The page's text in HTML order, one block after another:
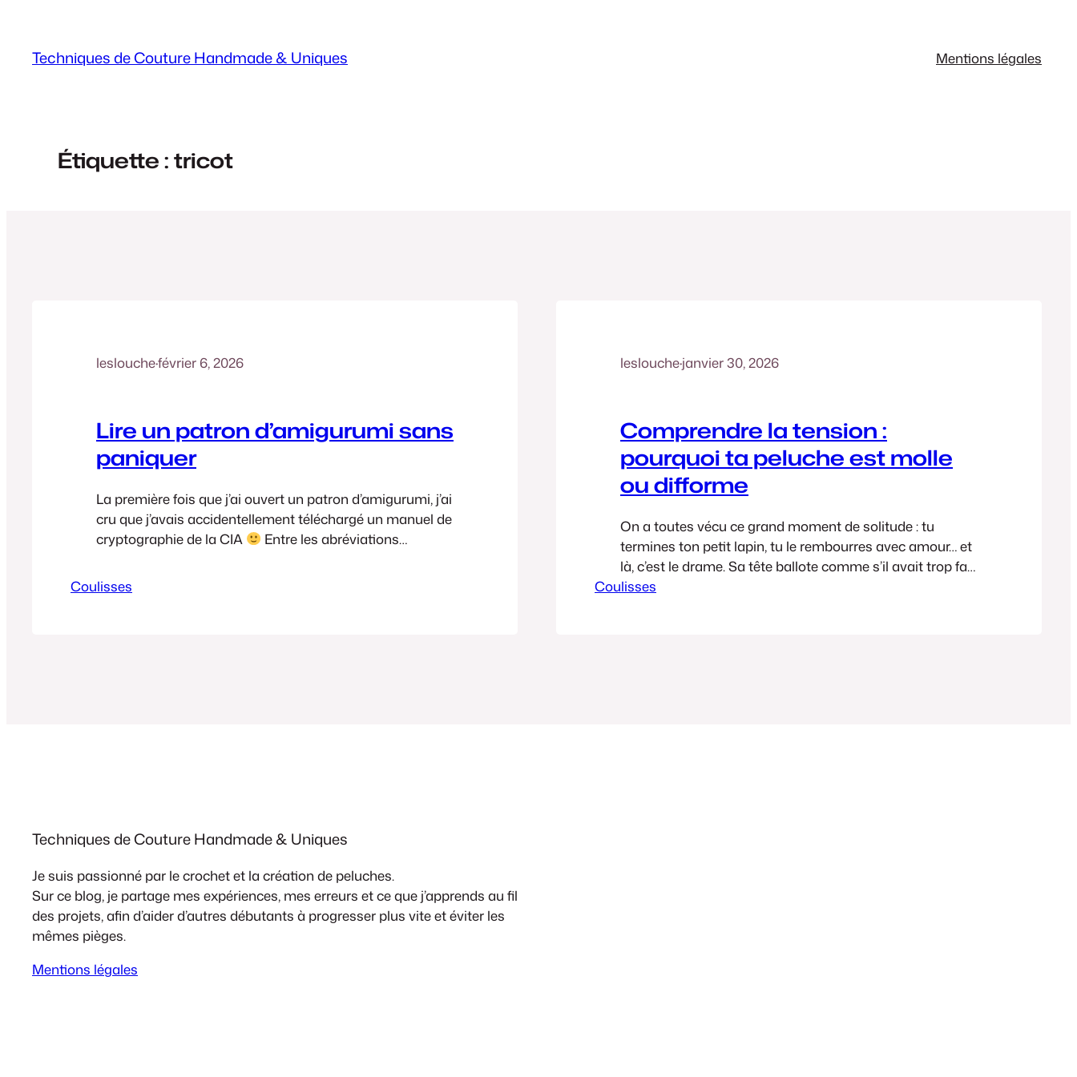
contenu
Techniques de Couture Handmade & Uniques Mentions légales
Étiquette :tricot
leslouche·février 6, 2026
Lire un patron d’amigurumi sans
paniquer
La première fois que j’ai ouvert un patron d’amigurumi, j’ai
cru que j’avais accidentellement téléchargé un manuel de
cryptographie de la CIA
Entre les abréviations
chiffres qui popent de nulle part… j’ai refermé le PDF, posé
mon crochet, et je suis allée me faire un…
Coulisses
leslouche·janvier 30, 2026
Comprendre la tension :
pourquoi ta peluche est molle
ou difforme
On a toutes vécu ce grand moment de solitude : tu
termines ton petit lapin, tu le rembourres avec amour… et
là, c’est le drame. Sa tête ballote comme s’il avait trop fait
la fête, son corps est tout mou, et on voit la ouate
Coulisses
Techniques de Couture Handmade & Uniques
Je suis passionné par le crochet et la création de peluches.
Sur ce blog, je partage mes expériences, mes erreurs et ce que j’apprends au fil
des projets, afin d’aider d’autres débutants à progresser plus vite et éviter les
mêmes pièges.
Mentions légales